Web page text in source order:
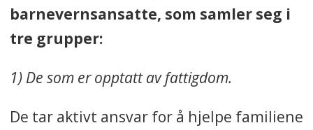
barnevernsansatte, som samler seg i
tre grupper:
1) De som er opptatt av fattigdom.
De tar aktivt ansvar for å hjelpe familiene